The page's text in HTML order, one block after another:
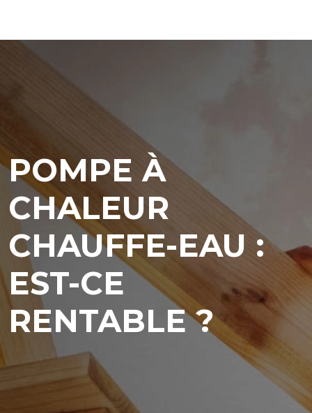
POMPE À
CHALEUR
CHAUFFE-EAU :
EST-CE
RENTABLE ?